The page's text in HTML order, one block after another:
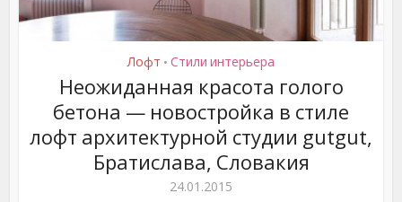
Лофт • Стили интерьера
Неожиданная красота голого
бетона — новостройка в стиле
лофт архитектурной студии gutgut,
Братислава, Словакия
24.01.2015